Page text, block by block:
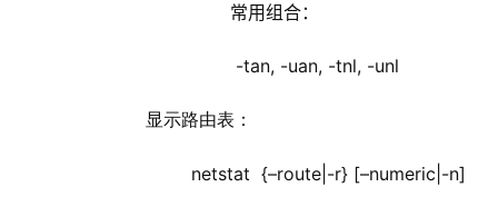
常用组合：
-tan, -uan, -tnl, -unl
显示路由表：
netstat  {–route|-r} [–numeric|-n]